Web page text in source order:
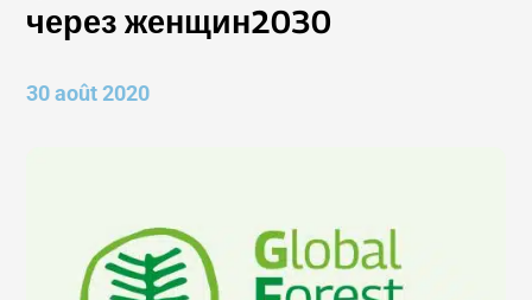
через женщин2030
30 août 2020